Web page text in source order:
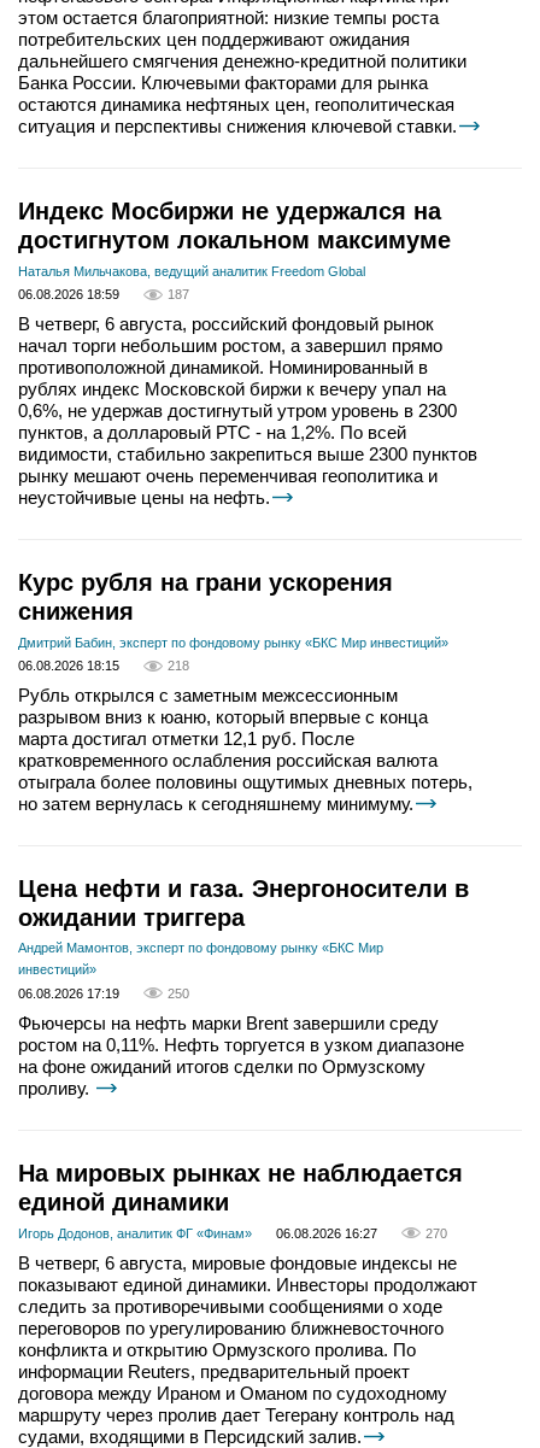
этом остается благоприятной: низкие темпы роста
потребительских цен поддерживают ожидания
дальнейшего смягчения денежно-кредитной политики
Банка России. Ключевыми факторами для рынка
остаются динамика нефтяных цен, геополитическая
ситуация и перспективы снижения ключевой ставки.
Индекс Мосбиржи не удержался на
достигнутом локальном максимуме
Наталья Мильчакова, ведущий аналитик Freedom Global
06.08.2026 18:59
187
В четверг, 6 августа, российский фондовый рынок
начал торги небольшим ростом, а завершил прямо
противоположной динамикой. Номинированный в
рублях индекс Московской биржи к вечеру упал на
0,6%, не удержав достигнутый утром уровень в 2300
пунктов, а долларовый РТС - на 1,2%. По всей
видимости, стабильно закрепиться выше 2300 пунктов
рынку мешают очень переменчивая геополитика и
неустойчивые цены на нефть.
Курс рубля на грани ускорения
снижения
Дмитрий Бабин, эксперт по фондовому рынку «БКС Мир инвестиций»
06.08.2026 18:15
218
Рубль открылся с заметным межсессионным
разрывом вниз к юаню, который впервые с конца
марта достигал отметки 12,1 руб. После
кратковременного ослабления российская валюта
отыграла более половины ощутимых дневных потерь,
но затем вернулась к сегодняшнему минимуму.
Цена нефти и газа. Энергоносители в
ожидании триггера
Андрей Мамонтов, эксперт по фондовому рынку «БКС Мир
инвестиций»
06.08.2026 17:19
250
Фьючерсы на нефть марки Brent завершили среду
ростом на 0,11%. Нефть торгуется в узком диапазоне
на фоне ожиданий итогов сделки по Ормузскому
проливу.
На мировых рынках не наблюдается
единой динамики
Игорь Додонов, аналитик ФГ «Финам» 06.08.2026 16:27 270
В четверг, 6 августа, мировые фондовые индексы не
показывают единой динамики. Инвесторы продолжают
следить за противоречивыми сообщениями о ходе
переговоров по урегулированию ближневосточного
конфликта и открытию Ормузского пролива. По
информации Reuters, предварительный проект
договора между Ираном и Оманом по судоходному
маршруту через пролив дает Тегерану контроль над
судами, входящими в Персидский залив.